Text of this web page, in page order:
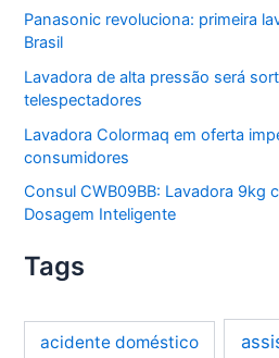
Panasonic revoluciona: primeira
Brasil
Lavadora de alta pressão será
telespectadores
Lavadora Colormaq em oferta
consumidores
Consul CWB09BB: Lavadora 9kg
Dosagem Inteligente
Tags
acidente doméstico